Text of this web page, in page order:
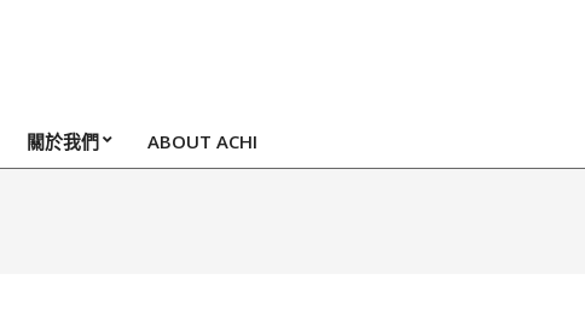
關於我們 ABOUT ACHI